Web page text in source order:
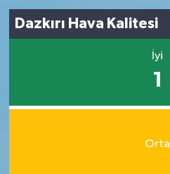
Dazkırı Hava Kalitesi
İyi
1
Orta